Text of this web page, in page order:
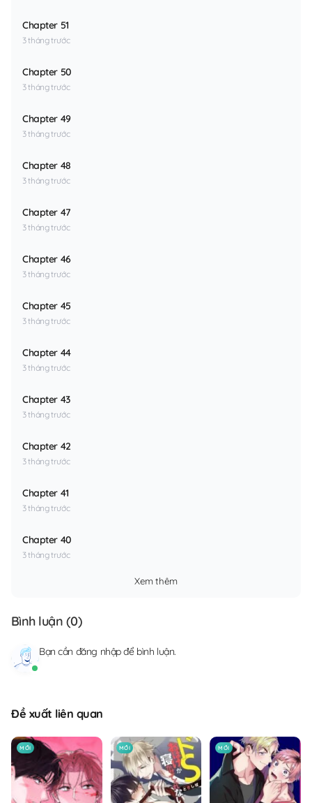
Chapter 51
3 tháng trước
Chapter 50
3 tháng trước
Chapter 49
3 tháng trước
Chapter 48
3 tháng trước
Chapter 47
3 tháng trước
Chapter 46
3 tháng trước
Chapter 45
3 tháng trước
Chapter 44
3 tháng trước
Chapter 43
3 tháng trước
Chapter 42
3 tháng trước
Chapter 41
3 tháng trước
Chapter 40
3 tháng trước
Xem thêm
Bình luận (0)
Bạn cần đăng nhậpđể bình luận.
Đề xuất liên quan
MỚI MỚI MỚI